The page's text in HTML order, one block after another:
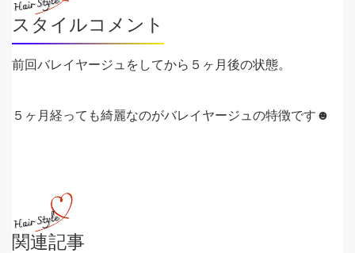
スタイルコメント
前回バレイヤージュをしてから５ヶ月後の状態。
５ヶ月経っても綺麗なのがバレイヤージュの特徴です☻
関連記事